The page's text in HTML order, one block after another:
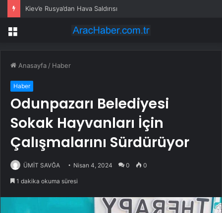
Kiev’e Rusya’dan Hava Saldırısı
Menü
Anasayfa / Haber
Haber
Odunpazarı Belediyesi
Sokak Hayvanları İçin
Çalışmalarını Sürdürüyor
ÜMİT SAVĞA Nisan 4, 2024 0 0
1 dakika okuma süresi